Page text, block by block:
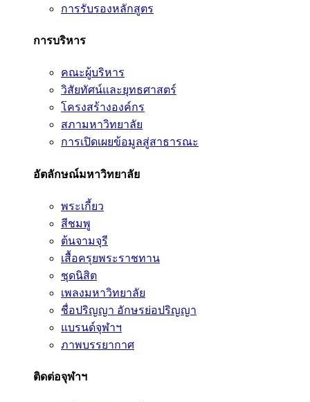
การรับรองหลักสูตร
การบริหาร
คณะผู้บริหาร
วิสัยทัศน์และยุทธศาสตร์
โครงสร้างองค์กร
สภามหาวิทยาลัย
การเปิดเผยข้อมูลสู่สาธารณะ
อัตลักษณ์มหาวิทยาลัย
พระเกี้ยว
สีชมพู
ต้นจามจุรี
เสื้อครุยพระราชทาน
ชุดนิสิต
เพลงมหาวิทยาลัย
ชื่อปริญญา อักษรย่อปริญญา
แบรนด์จุฬาฯ
ภาพบรรยากาศ
ติดต่อจุฬาฯ